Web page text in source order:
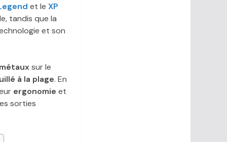
et le XP
tandis que la
et son
sur le
à la plage. En
ergonomie et
sorties